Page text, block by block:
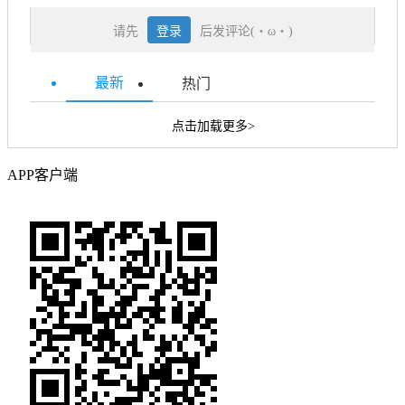
请先 登录 后发评论(・ω・)
最新 热门
点击加载更多>
APP客户端